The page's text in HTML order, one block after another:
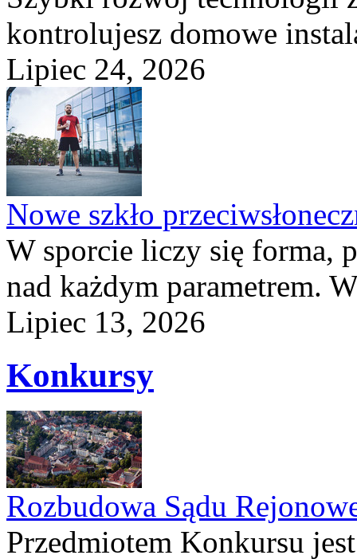
kontrolujesz domowe
Lipiec 24, 2026
Nowe szkło
W sporcie liczy się forma,
nad każdym parametrem.
Lipiec 13, 2026
Konkursy
Rozbudowa Sądu
Przedmiotem Konkursu